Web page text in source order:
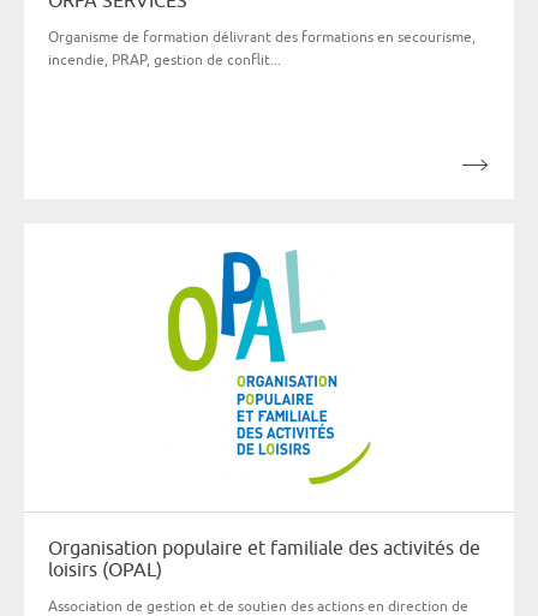
Organisme de formation délivrant des formations en secourisme,
incendie, PRAP, gestion de conflit...
Organisation populaire et familiale des activités de
loisirs (OPAL)
Association de gestion et de soutien des actions en direction de